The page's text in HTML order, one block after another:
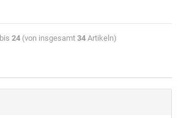
bis 24(von insgesamt 34Artikeln)